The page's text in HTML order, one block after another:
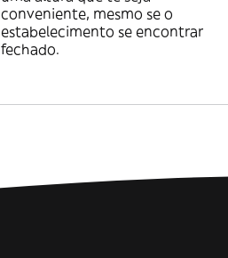
conveniente, mesmo se o
estabelecimento se encontrar
fechado.